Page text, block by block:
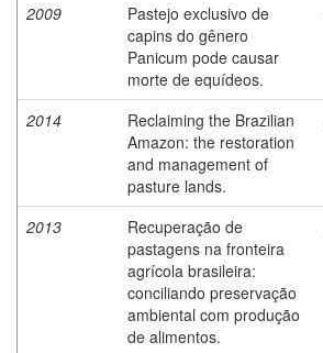
2009
Pastejo exclusivo de
capins do gênero
Panicum pode causar
morte de equídeos.
2014
Reclaiming the Brazilian
Amazon: the restoration
and management of
pasture lands.
2013
Recuperação de
pastagens na fronteira
agrícola brasileira:
conciliando preservação
ambiental com produção
de alimentos.